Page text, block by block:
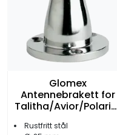
Glomex
Antennebrakett for
Talitha/Avior/Polaris/
Rustfritt stål